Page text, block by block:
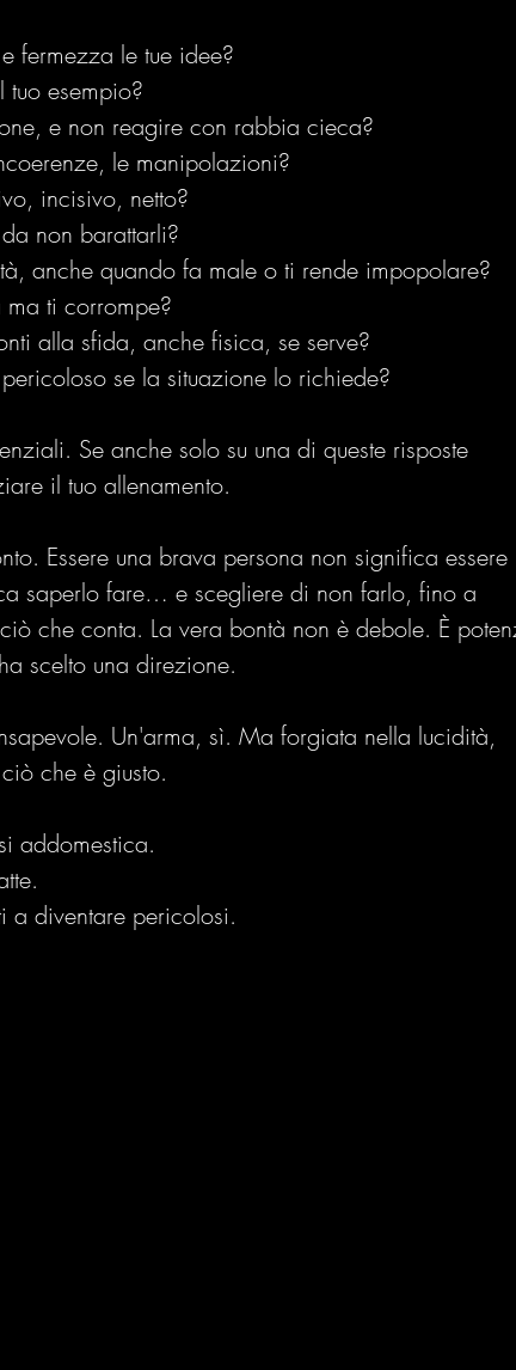
fermezza le tue idee?
esempio?
e non reagire con rabbia cieca?
le manipolazioni?
incisivo, netto?
non barattarli?
anche quando fa male o ti rende impopolare?
ti corrompe?
alla sfida, anche fisica, se serve?
se la situazione lo richiede?
Se anche solo su una di queste risposte
il tuo allenamento.
Essere una brava persona non significa essere
saperlo fare… e scegliere di non farlo, fino a
che conta. La vera bontà non è debole. È
scelto una direzione.
Un'arma, sì. Ma forgiata nella lucidità,
che è giusto.
addomestica.
a diventare pericolosi.